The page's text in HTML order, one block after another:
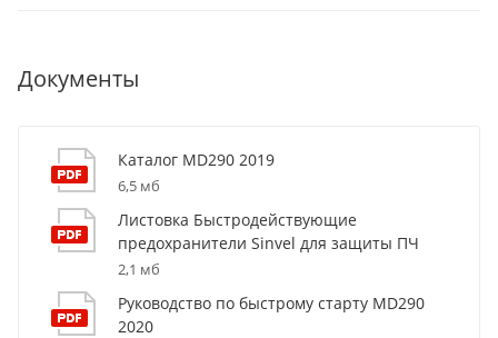
Документы
Каталог MD290 2019
6,5 мб
Листовка Быстродействующие
предохранители Sinvel для защиты ПЧ
2,1 мб
Руководство по быстрому старту MD290
2020